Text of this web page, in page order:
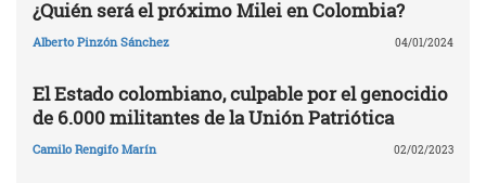
¿Quién será el próximo Milei en Colombia?
Alberto Pinzón Sánchez 04/01/2024
El Estado colombiano, culpable por el genocidio
de 6.000 militantes de la Unión Patriótica
Camilo Rengifo Marín 02/02/2023